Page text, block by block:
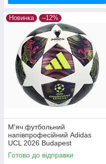
Новинка –12%
М'яч футбольний
напівпрофесійний Adidas
UCL 2026 Budapest
Competition JX9096 (розмір
5)
Готово до відправки